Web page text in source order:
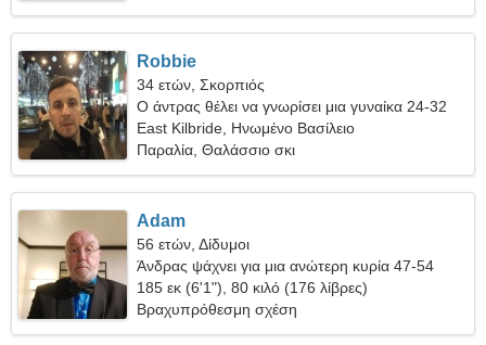
Robbie
34 ετών, Σκορπιός
Ο άντρας θέλει να γνωρίσει μια γυναίκα 24-32
East Kilbride, Ηνωμένο Βασίλειο
Παραλία, Θαλάσσιο σκι
Adam
56 ετών, Δίδυμοι
Άνδρας ψάχνει για μια ανώτερη κυρία 47-54
185 εκ (6'1"), 80 κιλό (176 λίβρες)
Βραχυπρόθεσμη σχέση